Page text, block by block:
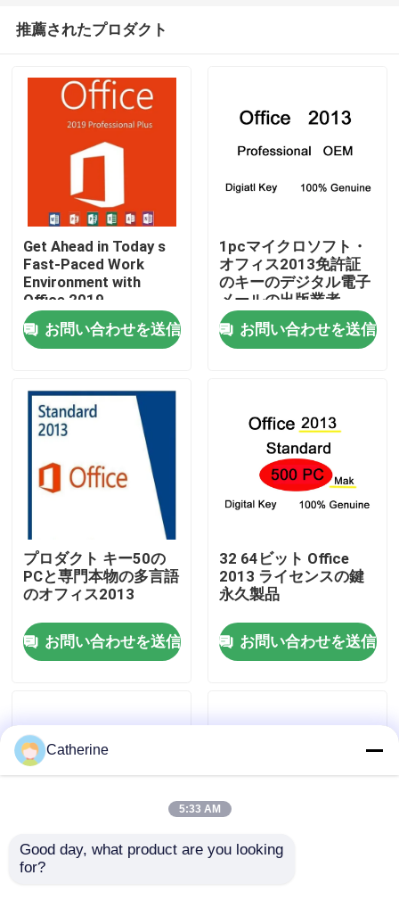
製品
ビデオ
わたしたち に つい て
連絡 ください
ニュース
引金 を 求め て ください
推薦されたプロダクト
Get Ahead in Today s
Fast-Paced Work
Environment with
Office 2019
Professional Plus
お問い合わせを送信
1pcマイクロソフト・
オフィス2013免許証
のキーのデジタル電子
メールの出版業者
2013年のプロダクト
キーお問い合わせを送信
プロダクト キー50の
PCと専門本物の多言語
のオフィス2013
お問い合わせを送信
32 64ビット Office
2013 ライセンスの鍵
永久製品
お問い合わせを送信
すべての言語5000pcs
Catherine
5:33 AM
Good day, what product are you looking
for?